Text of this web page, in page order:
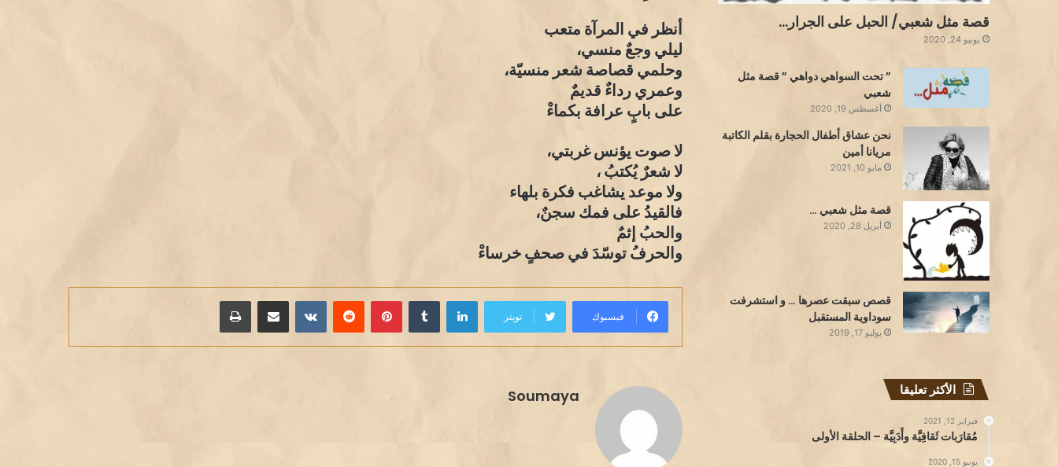
أنظر في المرآة متعب
ليلي وجعٌ منسي،
وحلمي قصاصة شعر منسيّة،
وعمري رداءٌ قديمٌ
على بابٍ عرافة بكماءْ
لا صوت يؤنس غربتي،
لا شعرٌ يُكتبُ ،
ولا موعد يشاغب فكرة بلهاء
فالقيدُ على فمك سجنٌ،
والحبُ إثمٌ
والحرفُ توسّدَ في صحفٍ خرساءْ
فيسبوك تويتر
لينكدإن بينتيريست مشاركة عبر البريد طباعة
Soumaya
قصة مثل شعبي/ الحبل على الجرار…
يونيو 24, 2020
” تحت السواهي دواهي ” قصة مثل
شعبي
أغسطس 19, 2020
نحن عشاق أطفال الحجارة بقلم الكاتبة
مريانا أمين
مايو 10, 2021
قصة مثل شعبي …
أبريل 28, 2020
قصص سبقت عصرها … و استشرفت
سوداوية المستقبل
يوليو 17, 2019
الأكثر تعليقا
فبراير 12, 2021
مُقارَبات ثَقافِيَّة وأَدَبِيَّة – الحلقة الأولى
يونيو 15, 2020